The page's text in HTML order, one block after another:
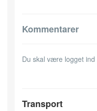
Kommentarer
Du skal være logget ind
Transport